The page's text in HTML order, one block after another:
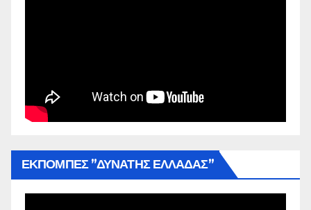
ΕΚΠΟΜΠΕΣ ”ΔΥΝΑΤΗΣ ΕΛΛΑΔΑΣ”